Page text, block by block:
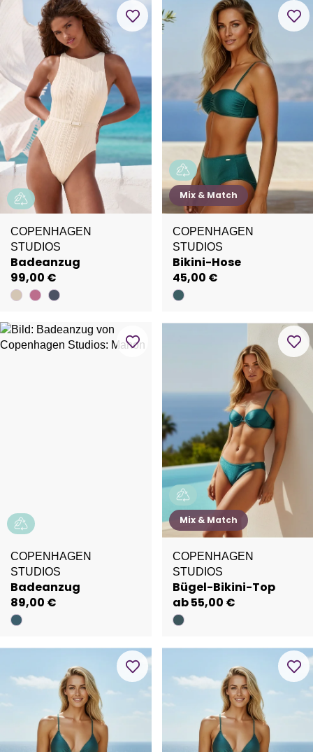
COPENHAGEN
STUDIOS
Badeanzug
99,00 €
Mix & Match
COPENHAGEN
STUDIOS
Bikini-Hose
45,00 €
COPENHAGEN
STUDIOS
Badeanzug
89,00 €
Mix & Match
COPENHAGEN
STUDIOS
Bügel-Bikini-Top
ab 55,00 €